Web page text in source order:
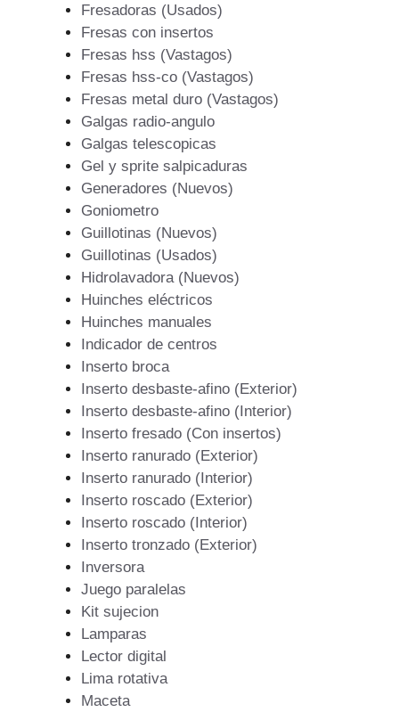
Fresadoras (Usados)
Fresas con insertos
Fresas hss (Vastagos)
Fresas hss-co (Vastagos)
Fresas metal duro (Vastagos)
Galgas radio-angulo
Galgas telescopicas
Gel y sprite salpicaduras
Generadores (Nuevos)
Goniometro
Guillotinas (Nuevos)
Guillotinas (Usados)
Hidrolavadora (Nuevos)
Huinches eléctricos
Huinches manuales
Indicador de centros
Inserto broca
Inserto desbaste-afino (Exterior)
Inserto desbaste-afino (Interior)
Inserto fresado (Con insertos)
Inserto ranurado (Exterior)
Inserto ranurado (Interior)
Inserto roscado (Exterior)
Inserto roscado (Interior)
Inserto tronzado (Exterior)
Inversora
Juego paralelas
Kit sujecion
Lamparas
Lector digital
Lima rotativa
Maceta